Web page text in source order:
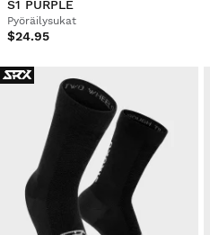
S1 PURPLE
Pyöräilysukat
$24.95